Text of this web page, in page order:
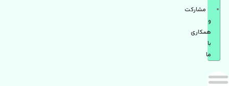
مشاركت
و
همكاری
با
ما